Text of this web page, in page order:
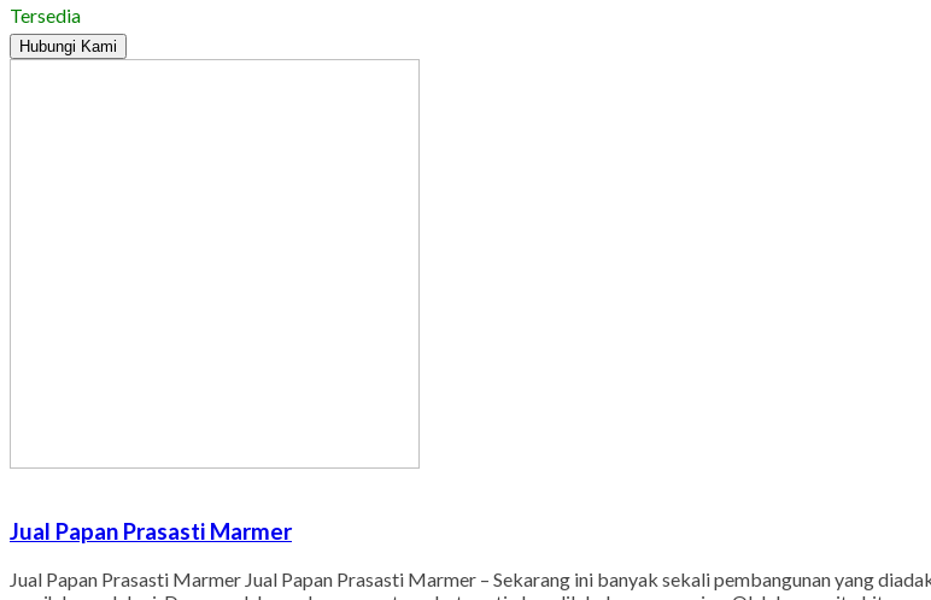
Tersedia
Hubungi Kami
Jual Papan Prasasti Marmer
Jual Papan Prasasti Marmer Jual Papan Prasasti Marmer – Sekarang ini banyak sekali pembangunan yang